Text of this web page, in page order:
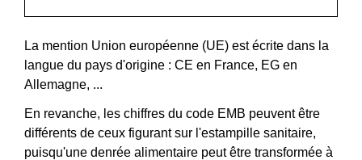
La mention Union européenne (UE) est écrite dans la
langue du pays d'origine : CE en France, EG en
Allemagne, ...
En revanche, les chiffres du code EMB peuvent être
différents de ceux figurant sur l'estampille sanitaire,
puisqu'une denrée alimentaire peut être transformée à